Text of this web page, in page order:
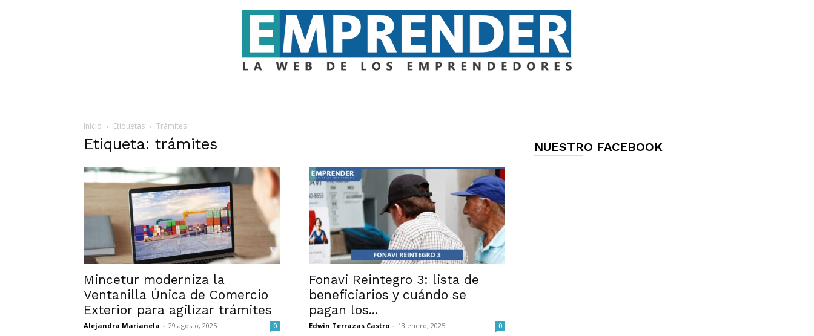
Inicio
Etiquetas Trámites
Etiqueta: trámites
Mincetur moderniza la
Ventanilla Única de Comercio
Exterior para agilizar trámites
Alejandra Marianela - 29 agosto, 2025 0
Fonavi Reintegro 3: lista de
beneficiarios y cuándo se
pagan los...
Edwin Terrazas Castro - 13 enero, 2025 0
NUESTRO FACEBOOK